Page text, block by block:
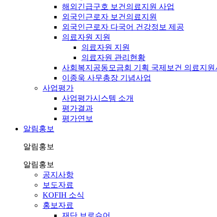
해외긴급구호 보건의료지원 사업
외국인근로자 보건의료지원
외국인근로자 다국어 건강정보 제공
의료자원 지원
의료자원 지원
의료자원 관리현황
사회복지공동모금회 기획 국제보건 의료지원
이종욱 사무총장 기념사업
사업평가
사업평가시스템 소개
평가결과
평가연보
알림홍보
알림홍보
알림홍보
공지사항
보도자료
KOFIH 소식
홍보자료
재단 브로슈어